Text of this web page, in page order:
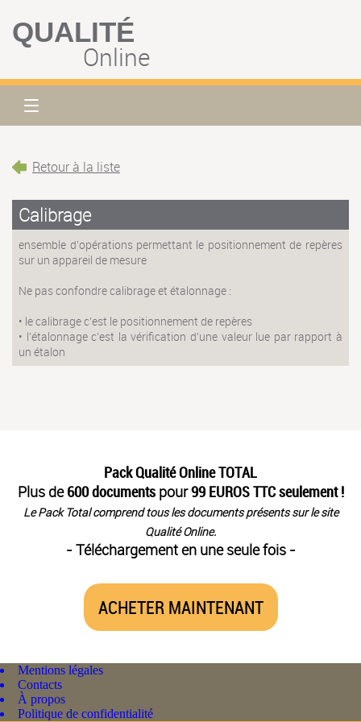
QUALITÉ
Online
Retour à la liste
Calibrage
ensemble d'opérations permettant le positionnement de repères
sur un appareil de mesure
Ne pas confondre calibrage et étalonnage :
• le calibrage c’est le positionnement de repères
• l’étalonnage c’est la vérification d’une valeur lue par rapport à
un étalon
Pack Qualité Online TOTAL
Plus de600 documentspour99 EUROS TTC seulement !
Le Pack Total comprend tous les documents présents sur le site
Qualité Online.
- Téléchargement en une seule fois -
ACHETER MAINTENANT
Mentions légales
Contacts
À propos
Politique de confidentialité